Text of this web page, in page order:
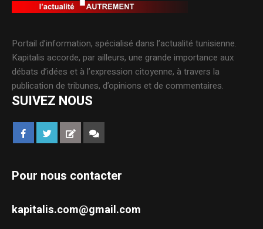
Portail d’information, spécialisé dans l’actualité tunisienne.
Kapitalis accorde, par ailleurs, une grande importance aux
débats d’idées et à l’expression citoyenne, à travers la
publication de tribunes, d’opinions et de commentaires.
SUIVEZ NOUS
Pour nous contacter
kapitalis.com@gmail.com